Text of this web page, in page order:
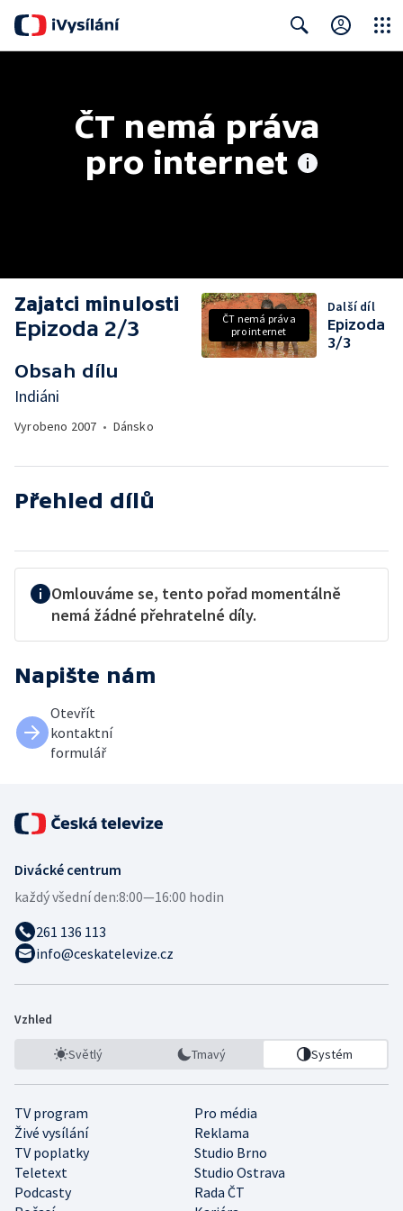
ČT nemá práva
pro internet
Zajatci minulosti
Epizoda 2/3
Obsah dílu
Indiáni
Vyrobeno 2007 • Dánsko
ČT nemá práva
pro internet
Další díl
Epizoda
3/3
Přehled dílů
Omlouváme se, tento pořad momentálně
nemá žádné přehratelné díly.
Napište nám
Otevřít
kontaktní
formulář
Divácké centrum
každý všední den:8:00—16:00 hodin
261 136 113
info@ceskatelevize.cz
Vzhled
Světlý Tmavý Systém
TV program
Pro média
Živé vysílání
Reklama
TV poplatky
Studio Brno
Teletext
Studio Ostrava
Podcasty
Rada ČT